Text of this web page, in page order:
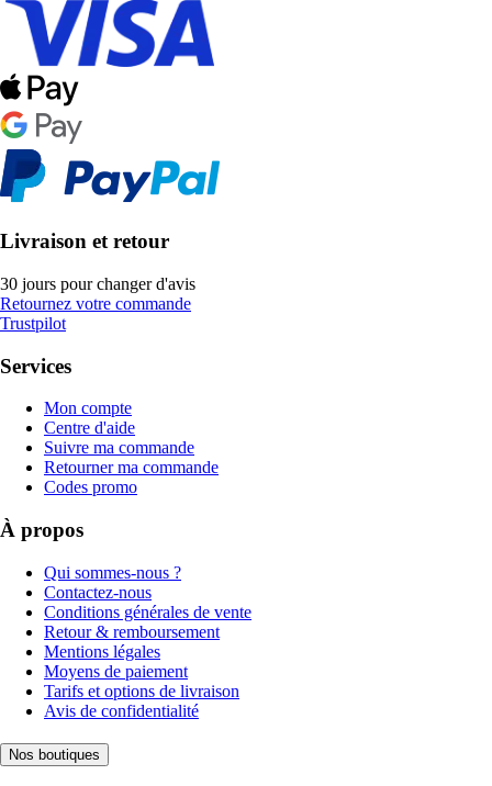
Livraison et retour
30 jours pour changer d'avis
Retournez votre commande
Trustpilot
Services
Mon compte
Centre d'aide
Suivre ma commande
Retourner ma commande
Codes promo
À propos
Qui sommes-nous ?
Contactez-nous
Conditions générales de vente
Retour & remboursement
Mentions légales
Moyens de paiement
Tarifs et options de livraison
Avis de confidentialité
Nos boutiques